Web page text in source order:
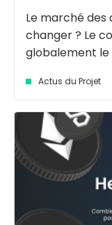
Le marché
changer ? Le
globalement le
Actus du Projet